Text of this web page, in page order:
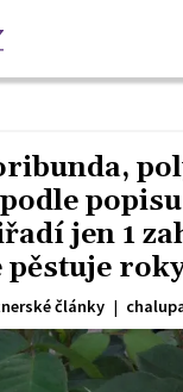
jen 1
pěstuje
články |